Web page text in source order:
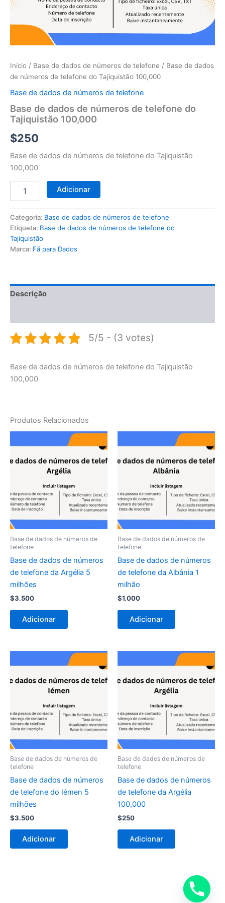
Início / Base de dados de números de telefone / Base de dados
de números de telefone do Tajiquistão 100,000
Base de dados de números de telefone
Base de dados de números de telefone do
Tajiquistão 100,000
$250
Base de dados de números de telefone do Tajiquistão
100,000
telefone
do
Tajiquistão
Adicionar
Categoria: Base de dados de números de telefone
Etiqueta: Base de dados de números de telefone do
Tajiquistão
Marca: Fã para Dados
Descrição
5/5 - (3 votes)
Base de dados de números de telefone do Tajiquistão
100,000
Produtos Relacionados
Base de dados de números de
telefone
Base de dados de números
de telefone da Argélia 5
milhões
$3.500
Adicionar
Base de dados de números de
telefone
Base de dados de números
de telefone da Albânia 1
milhão
$1.000
Adicionar
Base de dados de números de
telefone
Base de dados de números
de telefone do Iémen 5
milhões
$3.500
Adicionar
Base de dados de números de
telefone
Base de dados de números
de telefone da Argélia
100,000
$250
Adicionar